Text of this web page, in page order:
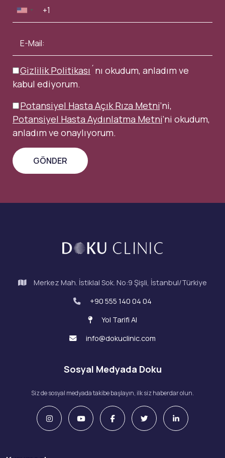
Gizlilik Politikası ´nı okudum, anladım ve
kabul ediyorum.
Potansiyel Hasta Açık Rıza Metni’ni,
Potansiyel Hasta Aydınlatma Metni’ni okudum,
anladım ve onaylıyorum.
Merkez Mah. İstiklal Sok. No:9 Şişli, İstanbul/Türkiye
+90 555 140 04 04
Yol Tarifi Al
info@dokuclinic.com
Sosyal Medyada Doku
Siz de sosyal medyada takibe başlayın, ilk siz haberdar olun.